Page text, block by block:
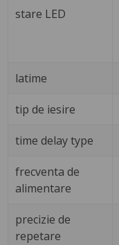
stare LED
latime
tip de iesire
time delay type
frecventa de
alimentare
precizie de
repetare